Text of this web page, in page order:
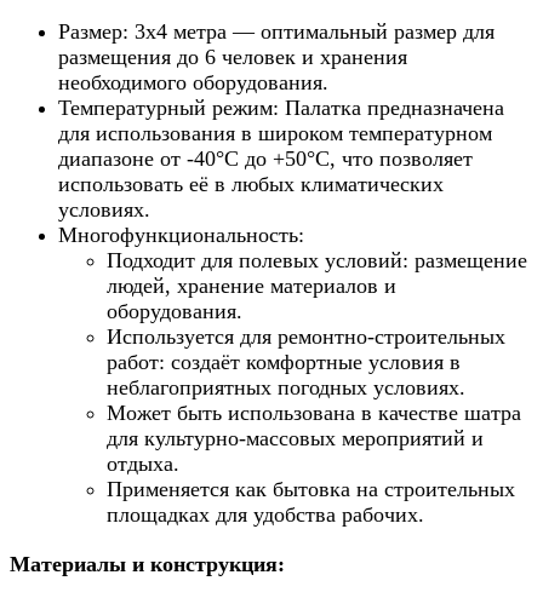
Размер: 3х4 метра — оптимальный размер для
размещения до 6 человек и хранения
необходимого оборудования.
Температурный режим: Палатка предназначена
для использования в широком температурном
диапазоне от -40°С до +50°С, что позволяет
использовать её в любых климатических
условиях.
Многофункциональность:
Подходит для полевых условий: размещение
людей, хранение материалов и
оборудования.
Используется для ремонтно-строительных
работ: создаёт комфортные условия в
неблагоприятных погодных условиях.
Может быть использована в качестве шатра
для культурно-массовых мероприятий и
отдыха.
Применяется как бытовка на строительных
площадках для удобства рабочих.
Материалы и конструкция: